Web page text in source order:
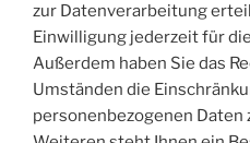
zur Datenverarbeitung
Einwilligung jederzeit für
Außerdem haben Sie das
Umständen die
personenbezogenen Daten